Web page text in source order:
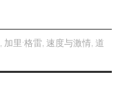
, 加里·格雷, 速度与激情, 道